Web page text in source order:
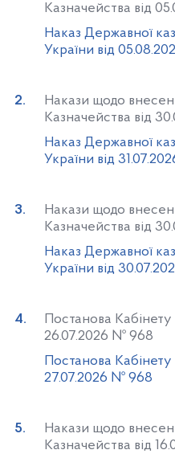
Казначейства від
Наказ Державної
України від
Накази щодо
Казначейства від
Наказ Державної
України від
Накази щодо
Казначейства від
Наказ Державної
України від
Постанова Кабінету
26.07.2026 № 968
Постанова Кабінету
27.07.2026 № 968
Накази щодо
Казначейства від